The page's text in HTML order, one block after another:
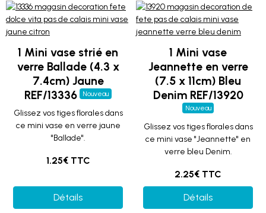
1 Mini vase strié en
verre Ballade (4.3 x
7.4cm) Jaune
REF/13336
Nouveau
Glissez vos tiges florales dans
ce mini vase en verre jaune
"Ballade".
1.25€ TTC
Détails
1 Mini vase
Jeannette en verre
(7.5 x 11cm) Bleu
Denim REF/13920
Nouveau
Glissez vos tiges florales dans
ce mini vase "Jeannette" en
verre bleu Denim.
2.25€ TTC
Détails